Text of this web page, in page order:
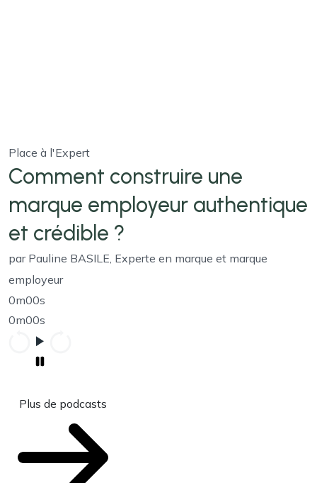
Place à l'Expert
Comment construire une
marque employeur authentique
et crédible ?
par Pauline BASILE, Experte en marque et marque
employeur
0m00s
0m00s
Plus de podcasts